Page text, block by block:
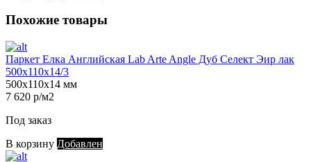
Похожие товары
Паркет Елка Английская Lab Arte Angle Дуб Селект Эир лак
500х110х14/3
500х110х14 мм
7 620 р/м2
Под заказ
В корзину Добавлен